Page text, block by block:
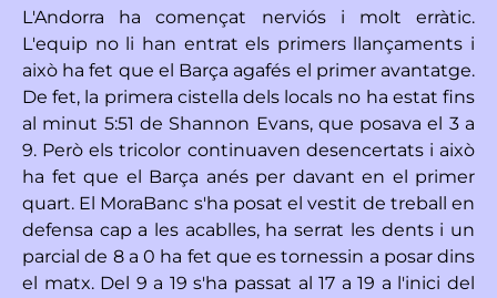
L'Andorra ha començat nerviós i molt erràtic.
L'equip no li han entrat els primers llançaments i
això ha fet que el Barça agafés el primer avantatge.
De fet, la primera cistella dels locals no ha estat fins
al minut 5:51 de Shannon Evans, que posava el 3 a
9. Però els tricolor continuaven desencertats i això
ha fet que el Barça anés per davant en el primer
quart. El MoraBanc s'ha posat el vestit de treball en
defensa cap a les acablles, ha serrat les dents i un
parcial de 8 a 0 ha fet que es tornessin a posar dins
el matx. Del 9 a 19 s'ha passat al 17 a 19 a l'inici del